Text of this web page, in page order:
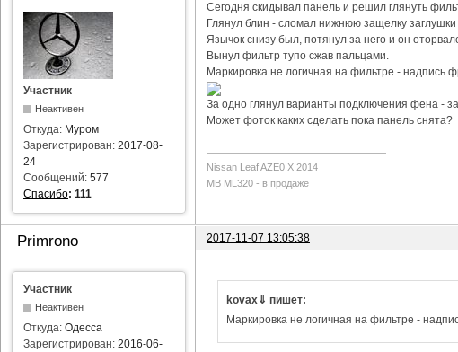
Участник
Неактивен
Откуда: Муром
Зарегистрирован: 2017-08-
24
Сообщений: 577
Спасибо: 111
Сегодня скидывал панель и решил глянуть
Глянул блин - сломал нижнюю защелку
Язычок снизу был, потянул за него и он
Вынул фильтр тупо сжав пальцами.
Маркировка не логичная на фильтре - надпись
За одно глянул варианты подключения фена -
Может фоток каких сделать пока панель снята?
Nissan Leaf AZE0 X 2014
MB ML320 - в продаже
Primrono 2017-11-07 13:05:38
Участник
Неактивен
Откуда: Одесса
Зарегистрирован: 2016-06-
kovax⇓ пишет:
Маркировка не логичная на фильтре -